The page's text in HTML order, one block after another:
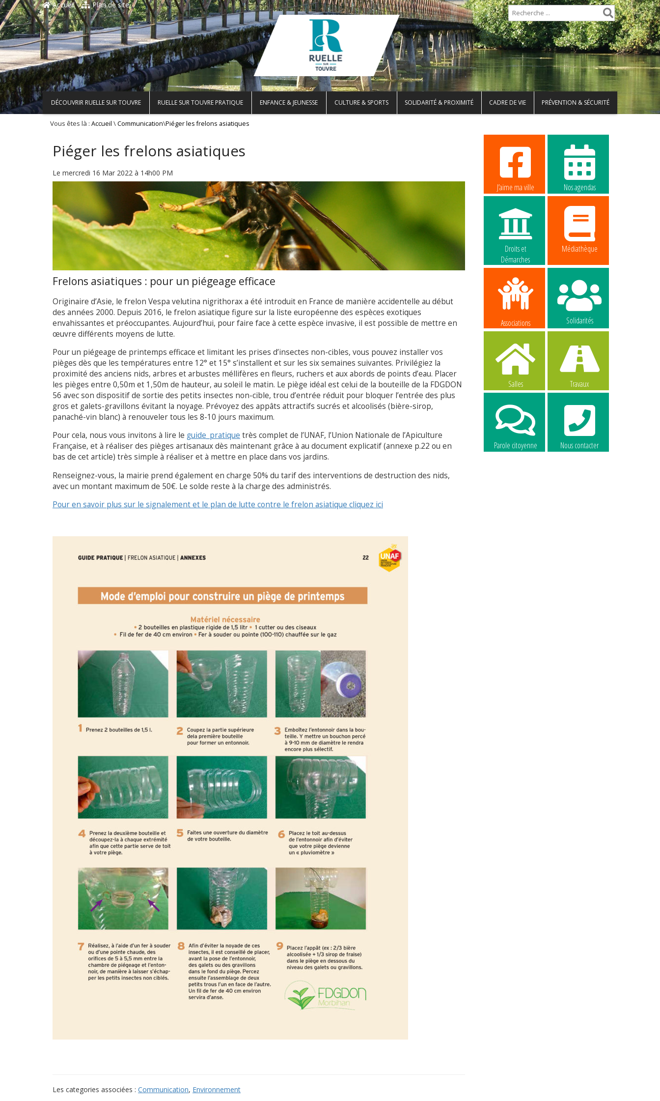
Accueil Plan de site
DÉCOUVRIR RUELLE SUR TOUVRE RUELLE SUR TOUVRE PRATIQUE ENFANCE & JEUNESSE CULTURE & SPORTS SOLIDARITÉ & PROXIMITÉ CADRE DE VIE PRÉVENTION & SÉCURITÉ
Vous êtes là : Accueil \Communication\Piéger les frelons asiatiques
Piéger les frelons asiatiques
Le mercredi 16 Mar 2022 à 14h00 PM
Frelons asiatiques : pour un piégeage efficace
Originaire d’Asie, le frelon Vespa velutina nigrithorax a été introduit en France de manière accidentelle au début
des années 2000. Depuis 2016, le frelon asiatique figure sur la liste européenne des espèces exotiques
envahissantes et préoccupantes. Aujourd’hui, pour faire face à cette espèce invasive, il est possible de mettre en
œuvre différents moyens de lutte.
Pour un piégeage de printemps efficace et limitant les prises d’insectes non-cibles, vous pouvez installer vos
pièges dès que les températures entre 12° et 15° s’installent et sur les six semaines suivantes. Privilégiez la
proximité des anciens nids, arbres et arbustes méllifères en fleurs, ruchers et aux abords de points d’eau. Placer
les pièges entre 0,50m et 1,50m de hauteur, au soleil le matin. Le piège idéal est celui de la bouteille de la FDGDON
56 avec son dispositif de sortie des petits insectes non-cible, trou d’entrée réduit pour bloquer l’entrée des plus
gros et galets-gravillons évitant la noyage. Prévoyez des appâts attractifs sucrés et alcoolisés (bière-sirop,
panaché-vin blanc) à renouveler tous les 8-10 jours maximum.
Pour cela, nous vous invitons à lire le guide_pratique très complet de l’UNAF, l’Union Nationale de l’Apiculture
Française, et à réaliser des pièges artisanaux dès maintenant grâce à au document explicatif (annexe p.22 ou en
bas de cet article) très simple à réaliser et à mettre en place dans vos jardins.
Renseignez-vous, la mairie prend également en charge 50% du tarif des interventions de destruction des nids,
avec un montant maximum de 50€. Le solde reste à la charge des administrés.
Pour en savoir plus sur le signalement et le plan de lutte contre le frelon asiatique cliquez ici
Les categories associées : Communication, Environnement
J’aime ma ville Nos agendas
Droits et
Démarches
Médiathèque
Associations Solidarités
Salles Travaux
Parole citoyenne Nous contacter